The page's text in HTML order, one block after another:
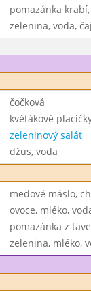
pomazánka
zelenina, voda,
čočková
květákové
zeleninový salát
džus, voda
medové máslo,
ovoce, mléko,
pomazánka z
zelenina, mléko,